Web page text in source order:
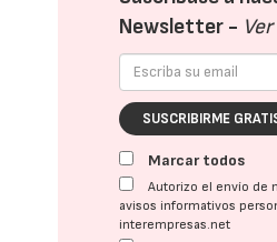
Newsletter -
SUSCRIBIRME
Marcar todos
Autorizo el envío de
avisos informativos
interempresas.net